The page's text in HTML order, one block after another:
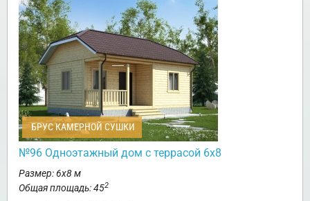
БРУС КАМЕРНОЙ СУШКИ
№96 Одноэтажный дом с террасой 6х8
Размер: 6х8 м
Общая площадь: 452